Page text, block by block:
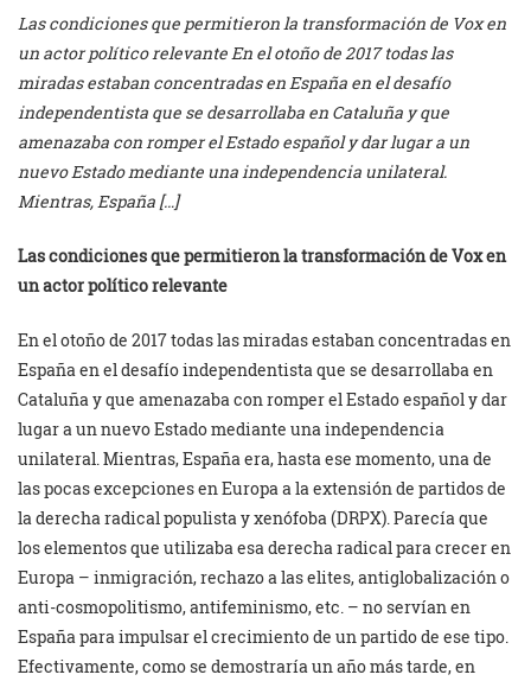
Las condiciones que permitieron la transformación de Vox en
un actor político relevante En el otoño de 2017 todas las
miradas estaban concentradas en España en el desafío
independentista que se desarrollaba en Cataluña y que
amenazaba con romper el Estado español y dar lugar a un
nuevo Estado mediante una independencia unilateral.
Mientras, España […]
Las condiciones que permitieron la transformación de Vox en
un actor político relevante
En el otoño de 2017 todas las miradas estaban concentradas en
España en el desafío independentista que se desarrollaba en
Cataluña y que amenazaba con romper el Estado español y dar
lugar a un nuevo Estado mediante una independencia
unilateral. Mientras, España era, hasta ese momento, una de
las pocas excepciones en Europa a la extensión de partidos de
la derecha radical populista y xenófoba (DRPX). Parecía que
los elementos que utilizaba esa derecha radical para crecer en
Europa – inmigración, rechazo a las elites, antiglobalización o
anti-cosmopolitismo, antifeminismo, etc. – no servían en
España para impulsar el crecimiento de un partido de ese tipo.
Efectivamente, como se demostraría un año más tarde, en